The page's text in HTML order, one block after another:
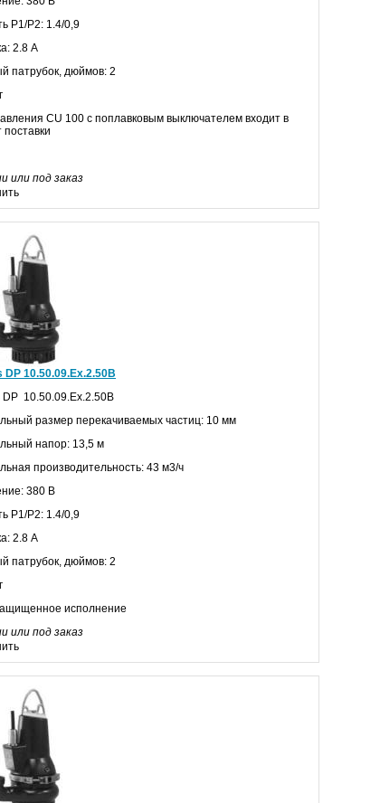
P1/P2: 1.4/0,9
2.8 А
патрубок, дюймов: 2
CU 100 с поплавковым выключателем входит в
поставки
или под заказ
DP 10.50.09.Ex.2.50В
DP 10.50.09.Ex.2.50В
размер перекачиваемых частиц: 10 мм
напор: 13,5 м
производительность: 43 м3/ч
380 В
P1/P2: 1.4/0,9
2.8 А
патрубок, дюймов: 2
исполнение
или под заказ